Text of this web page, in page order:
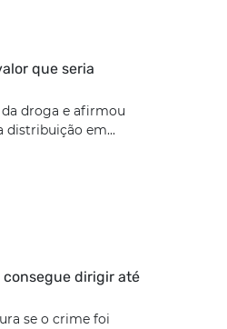
que seria
da droga e afirmou
distribuição em...
consegue dirigir até
se o crime foi